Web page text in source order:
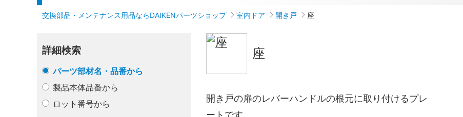
交換部品・メンテナンス用品ならDAIKENパーツショップ 室内ドア 開き戸 座
座
開き戸の扉のレバーハンドルの根元に取り付けるプレ
ートです。
詳細検索
パーツ部材名・品番から
製品本体品番から
ロット番号から